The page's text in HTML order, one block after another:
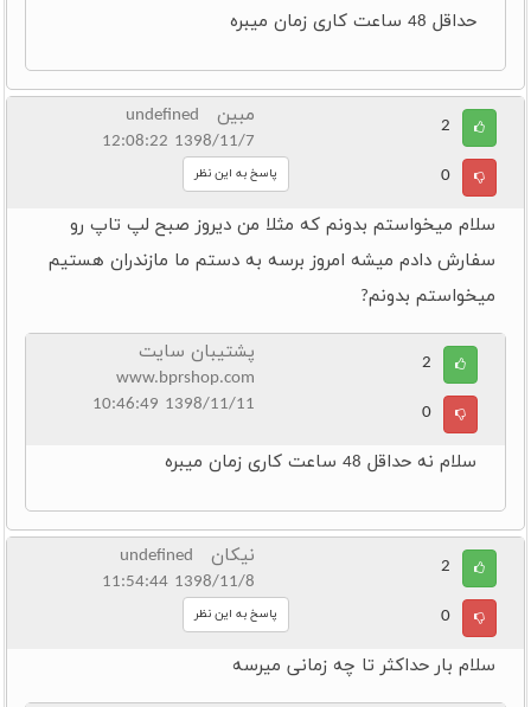
حداقل 48 ساعت کاری زمان میبره
2
0
پاسخ به این نظر
مبین undefined
1398/11/7 12:08:22
سلام میخواستم بدونم که مثلا من دیروز صبح لپ تاپ رو
سفارش دادم میشه امروز برسه به دستم ما مازندران هستیم
میخواستم بدونم?
2
0
پشتیبان سایت
www.bprshop.com
1398/11/11 10:46:49
سلام نه حداقل 48 ساعت کاری زمان میبره
2
0
پاسخ به این نظر
نیکان undefined
1398/11/8 11:54:44
سلام بار حداکثر تا چه زمانی میرسه